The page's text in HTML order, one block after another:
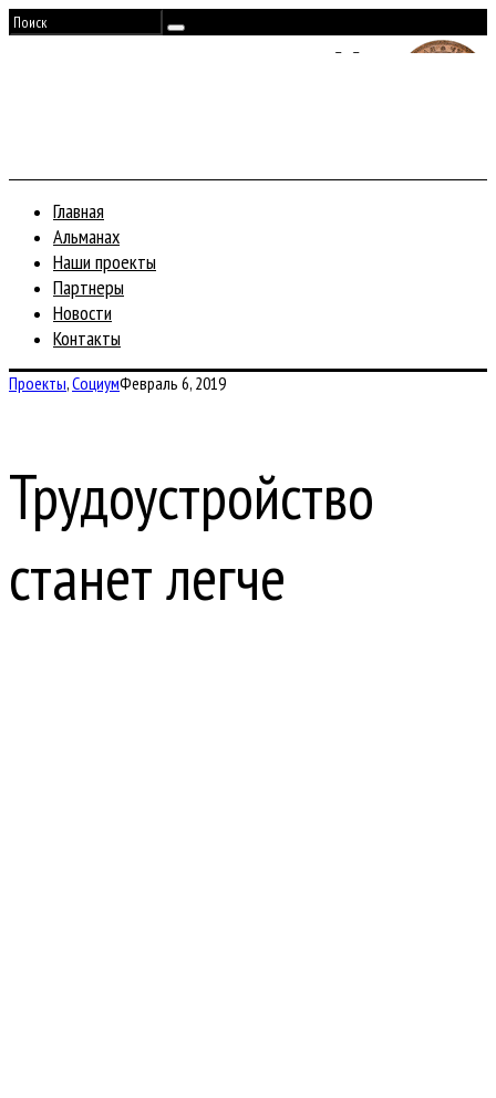
Главная
Альманах
Наши проекты
Партнеры
Новости
Контакты
Проекты,СоциумФевраль 6, 2019
Трудоустройство
станет легче